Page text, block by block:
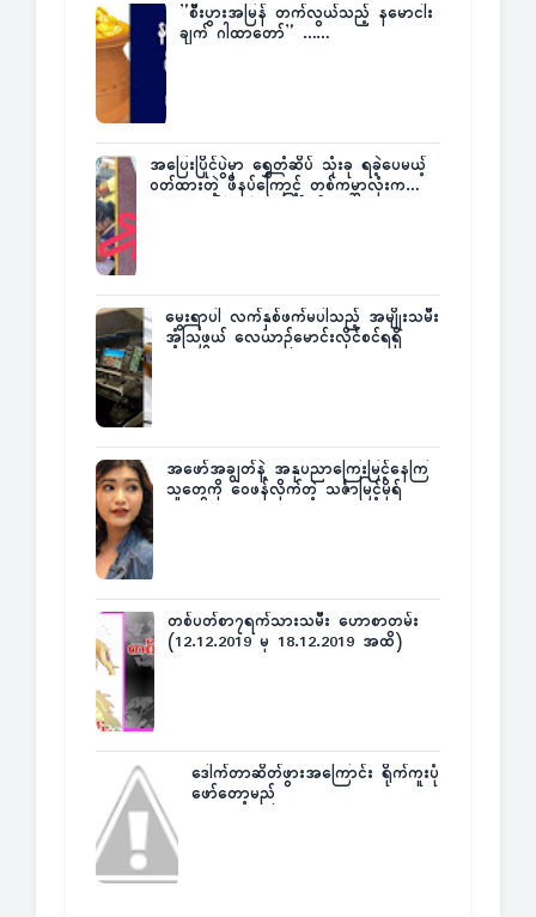
”စီးပွားအမြန် တက်လွယ်သည့် နမောငါး
ချက် ဂါထာတော်” ……
အပြေးပြိုင်ပွဲမှာ ရွှေတံဆိပ် သုံးခု ရခဲ့ပေမယ့်
ဝတ်ထားတဲ့ ဖိနပ်ကြောင့် တစ်ကမ္ဘာလုံးက
မွေးရာပါ လက်နှစ်ဖက်မပါသည့် အမျိုးသမီး
အံ့သြဖွယ် လေယာဉ်မောင်းလိုင်စင်ရရှိ
အဖော်အချွတ်နဲ့ အနုပညာကြေးမြင့်နေကြ
သူတွေကို ဝေဖန်လိုက်တဲ့ သင်္ဇာမြင့်မိုရ်
တစ်ပတ်စာ၇ရက်သားသမီး ဟောစာတမ်း
(12.12.2019 မှ 18.12.2019 အထိ)
ဒေါက်တာဆိတ်ဖွားအကြောင်း ရိုက်ကူးပုံ
ဖော်တော့မည်